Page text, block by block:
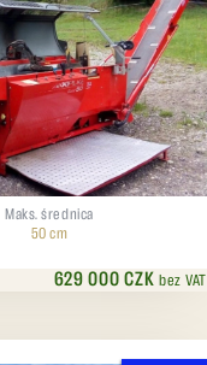
Maks. średnica
50 cm
629 000 CZKbez VAT